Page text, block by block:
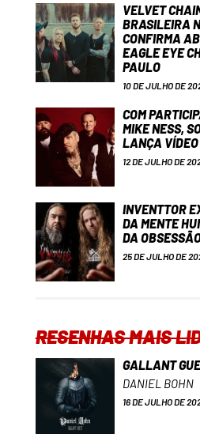
VELVET
BRASILEIRA
CONFIRMA
EAGLE EYE
PAULO
10 DE JULHO DE
COM
MIKE NESS,
LANÇA VÍDEO
12 DE JULHO DE
INVENTTOR
DA MENTE
DA
25 DE JULHO DE
RESENHAS MAIS
GALLANT
DANIEL BOHN
16 DE JULHO DE